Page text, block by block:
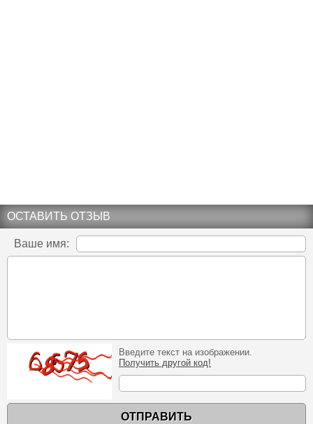
ОСТАВИТЬ ОТЗЫВ
Ваше имя:
Введите текст на изображении.
Получить другой код!
ОТПРАВИТЬ